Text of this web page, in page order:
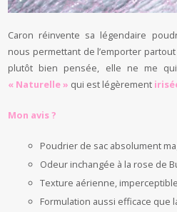
Caron réinvente sa légendaire
nous permettant de l’emporter
plutôt bien pensée, elle ne me
« Naturelle » qui est légèrement
Mon avis ?
Poudrier de sac absolument
Odeur inchangée à la rose de
Texture aérienne, imperceptible
Formulation aussi efficace que